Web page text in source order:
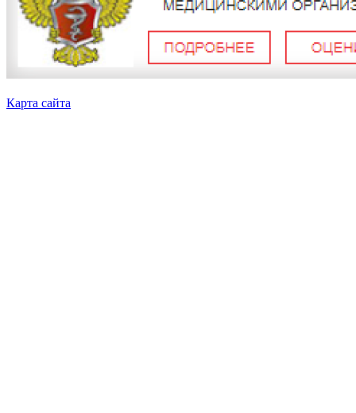
Карта сайта